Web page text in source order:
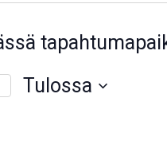
Tulossa